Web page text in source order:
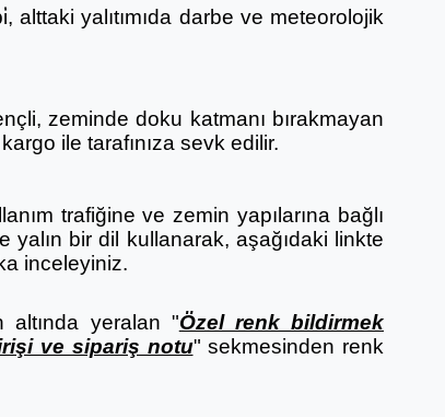
yalıtımıda darbe ve meteorolojik
zeminde doku katmanı bırakmayan
ile tarafınıza sevk edilir.
trafiğine ve zemin yapılarına bağlı
yalın bir dil kullanarak, aşağıdaki linkte
inceleyiniz.
altında yeralan "Özel renk bildirmek
ve sipariş notu" sekmesinden renk